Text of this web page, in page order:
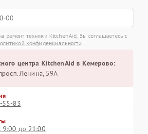
ремонт техники KitchenAid, Вы соглашаетесь с
конфиденциальности
центра KitchenAid в Кемерово:
Ленина, 59А
55-83
9:00 до 21:00